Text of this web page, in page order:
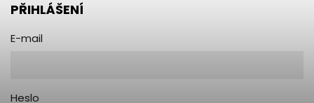
PŘIHLÁŠENÍ
E-mail
Heslo